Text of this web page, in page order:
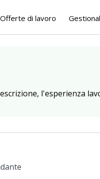
Offerte di lavoro
l'esperienza